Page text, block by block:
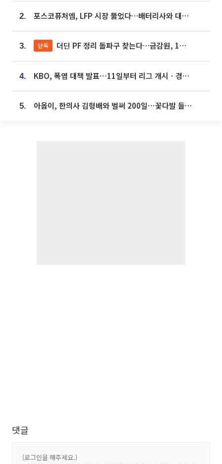
2. 포스코퓨처엠, LFP 시장 뚫었다…배터리사와 대규모 장기 공급 합의
3. 단독 더딘 PF 정리 돌파구 찾는다…금감원, 1년 반 만에 매각설명회 재개
4. KBO, 폭염 대책 발표⋯11일부터 리그 개시ㆍ경기 오후 7시 시작
5. 아옳이, 한의사 김형배와 벌써 200일⋯꽃다발 들고 "프러포즈 아냐"
댓글